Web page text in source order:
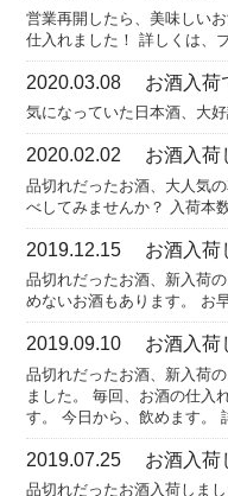
営業再開したら、美味しい
仕入れました！ 詳しくは、
2020.03.08 お酒入荷
気になっていた日本酒、大
2020.02.02 お酒入荷
品切れだったお酒、大人気
べしてみませんか？ 入荷本
2019.12.15 お酒入荷
品切れだったお酒、新入荷
めないお酒もあります。 お
2019.09.10 お酒入荷
品切れだったお酒、新入荷
ました。 毎回、お酒の仕入
す。 今日から、飲めます。
2019.07.25 お酒入荷
品切れだったお酒入荷しま